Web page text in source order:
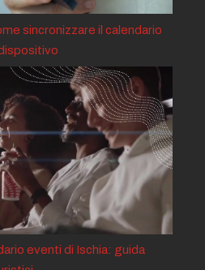
sincronizzare il calendario
eventi di Ischia: guida